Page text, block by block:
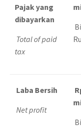
Pajak yang
dibayarkan
Total of paid
tax
Laba Bersih
Net profit